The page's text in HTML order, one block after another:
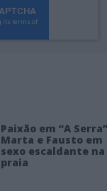
Paixão em “A
Marta e Fausto em
sexo escaldante na
praia